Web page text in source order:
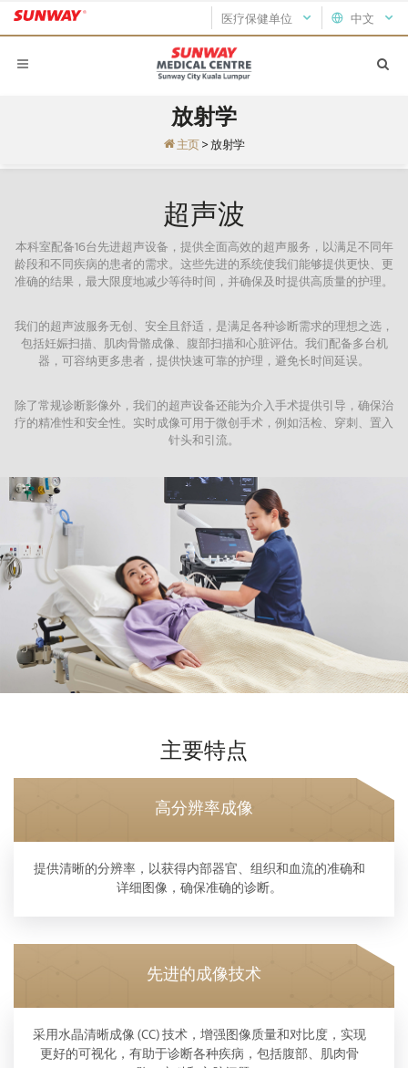
中文
医疗保健单位
放射学
主页 >放射学
超声波
本科室配备16台先进超声设备，提供全面高效的超声服务，以满足不同年
龄段和不同疾病的患者的需求。这些先进的系统使我们能够提供更快、更
准确的结果，最大限度地减少等待时间，并确保及时提供高质量的护理。
我们的超声波服务无创、安全且舒适，是满足各种诊断需求的理想之选，
包括妊娠扫描、肌肉骨骼成像、腹部扫描和心脏评估。我们配备多台机
器，可容纳更多患者，提供快速可靠的护理，避免长时间延误。
除了常规诊断影像外，我们的超声设备还能为介入手术提供引导，确保治
疗的精准性和安全性。实时成像可用于微创手术，例如活检、穿刺、置入
针头和引流。
主要特点
高分辨率成像
提供清晰的分辨率，以获得内部器官、组织和血流的准确和
详细图像，确保准确的诊断。
先进的成像技术
采用水晶清晰成像 (CC) 技术，增强图像质量和对比度，实现
更好的可视化，有助于诊断各种疾病，包括腹部、肌肉骨